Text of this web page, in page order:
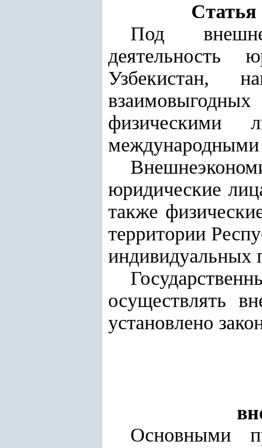
Статья
Под
деятельность
Узбекистан,
физическими
международными
юридические
также
территории
индивидуальных
осуществлять
установлено
Основными